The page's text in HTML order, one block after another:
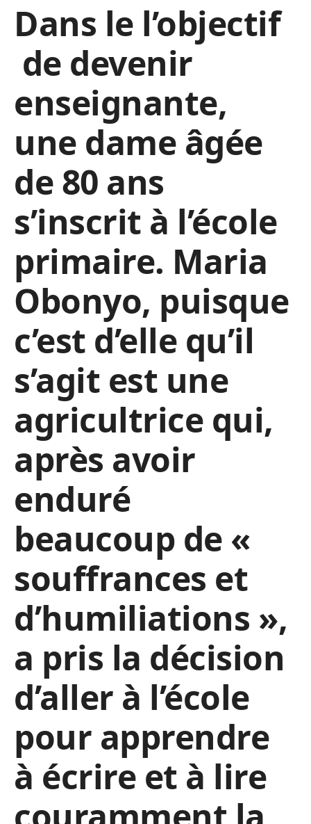
Dans le l’objectif
de devenir
enseignante,
une dame âgée
de 80 ans
s’inscrit à l’école
primaire. Maria
Obonyo, puisque
c’est d’elle qu’il
s’agit est une
agricultrice qui,
après avoir
enduré
beaucoup de «
souffrances et
d’humiliations »,
a pris la décision
d’aller à l’école
pour apprendre
à écrire et à lire